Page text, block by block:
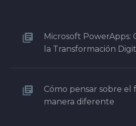
Microsoft PowerApps:
la Transformación
Cómo pensar sobre
manera diferente